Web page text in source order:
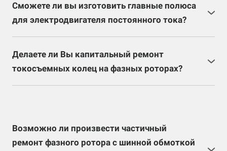
Сможете ли вы изготовить главные полюса
для электродвигателя постоянного тока?
(намотка шины на ребро) для вашего
электродвигателя постоянного тока.
Делаете ли Вы капитальный ремонт
токосъемных колец на фазных роторах?
ротора после его осмотра и снятия размеров, либо
после изучения всей головки с кольцами.
Возможно ли произвести частичный
ремонт фазного ротора с шинной обмоткой